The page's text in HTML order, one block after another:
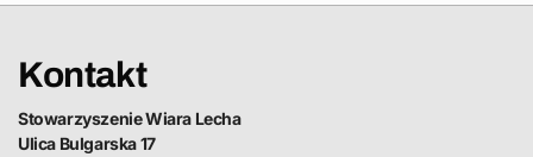
Kontakt
Stowarzyszenie Wiara Lecha
Ulica Bulgarska 17